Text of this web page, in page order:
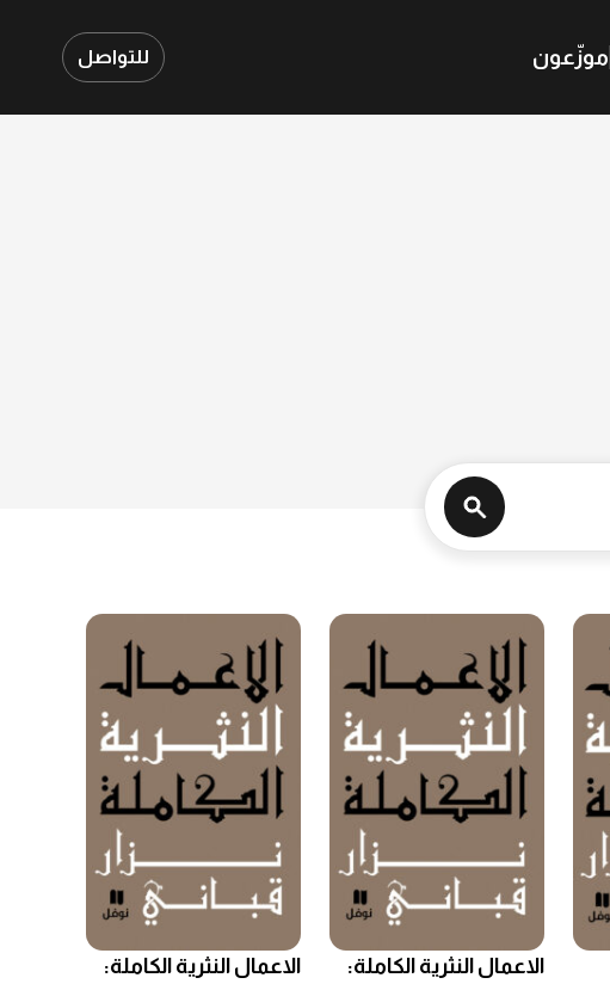
موزّعون للتواصل
الاعمال النثرية الكاملة:
الاعمال النثرية الكاملة: